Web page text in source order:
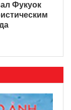
Фукуок